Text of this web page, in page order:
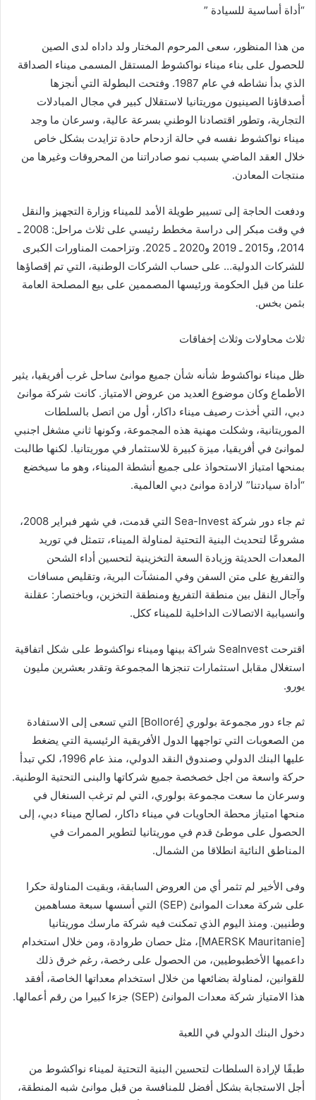
“أداة أساسية للسيادة ”
من هذا المنظور، سعى المرحوم المختار ولد داداه لدى الصين
للحصول على بناء ميناء نواكشوط المستقل المسمى ميناء الصداقة
الذي بدأ نشاطه في عام 1987. وفتحت البطولة التي أنجزها
أصدقاؤنا الصينيون موريتانيا لاستقلال كبير في مجال المبادلات
التجارية، وتطور اقتصادنا الوطني بسرعة عالية، وسرعان ما وجد
ميناء نواكشوط نفسه في حالة ازدحام حادة تزايدت بشكل خاص
خلال العقد الماضي بسبب نمو صادراتنا من المحروقات وغيرها من
منتجات المعادن.
ودفعت الحاجة إلى تسيير طويلة الأمد للميناء وزارة التجهيز والنقل
في وقت مبكر إلى دراسة مخطط رئيسي على ثلاث مراحل: 2008 ـ
2014، و2015 ـ 2019 و2020 ـ 2025. وتزاحمت المناورات الكبرى
للشركات الدولية… على حساب الشركات الوطنية، التي تم إقصاؤها
علنا من قبل الحكومة ورئيسها المصممين على بيع المصلحة العامة
بثمن بخس.
ثلاث محاولات وثلاث إخفاقات
ظل ميناء نواكشوط شأنه شأن جميع موانئ ساحل غرب أفريقيا، يثير
الأطماع وكان موضوع العديد من عروض الامتياز. كانت شركة موانئ
دبي، التي أخذت رصيف ميناء داكار، أول من اتصل بالسلطات
الموريتانية، وشكلت مهنية هذه المجموعة، وكونها ثاني مشغل اجنبي
لموانئ في أفريقيا، ميزة كبيرة للاستثمار في موريتانيا. لكنها طالبت
بمنحها امتياز الاستحواذ على جميع أنشطة الميناء، وهو ما سيخضع
“أداة سيادتنا” لارادة موانئ دبي العالمية.
ثم جاء دور شركة Sea-Invest التي قدمت، في شهر فبراير 2008،
مشروعًا لتحديث البنية التحتية لمناولة الميناء، تتمثل في توريد
المعدات الحديثة وزيادة السعة التخزينية لتحسين أداء الشحن
والتفريغ على متن السفن وفي المنشآت البرية، وتقليص مسافات
وآجال النقل بين منطقة التفريغ ومنطقة التخزين، وباختصار: عقلنة
وانسيابية الاتصالات الداخلية للميناء ككل.
اقترحت SeaInvest شراكة بينها وميناء نواكشوط على شكل اتفاقية
استغلال مقابل استثمارات تنجزها المجموعة وتقدر بعشرين مليون
يورو.
ثم جاء دور مجموعة بولوري [Bolloré] التي تسعى إلى الاستفادة
من الصعوبات التي تواجهها الدول الأفريقية الرئيسية التي يضغط
عليها البنك الدولي وصندوق النقد الدولي، منذ عام 1996، لكي تبدأ
حركة واسعة من اجل خصخصة جميع شركاتها والبنى التحتية الوطنية.
وسرعان ما سعت مجموعة بولوري، التي لم ترغب السنغال في
منحها امتياز محطة الحاويات في ميناء داكار، لصالح ميناء دبي، إلى
الحصول على موطئ قدم في موريتانيا لتطوير الممرات في
المناطق النائية انطلاقا من الشمال.
وفى الأخير لم تثمر أي من العروض السابقة، وبقيت المناولة حكرا
على شركة معدات الموانئ (SEP) التي أسسها سبعة مساهمين
وطنيين. ومنذ اليوم الذي تمكنت فيه شركة مارسك موريتانيا
[MAERSK Mauritanie]، مثل حصان طروادة، ومن خلال استخدام
داعميها الأخطبوطيين، من الحصول على رخصة، رغم خرق ذلك
للقوانين، لمناولة بضائعها من خلال استخدام معداتها الخاصة، أفقد
هذا الامتياز شركة معدات الموانئ (SEP) جزءا كبيرا من رقم أعمالها.
دخول البنك الدولي في اللعبة
طبقًا لإرادة السلطات لتحسين البنية التحتية لميناء نواكشوط من
أجل الاستجابة بشكل أفضل للمنافسة من قبل موانئ شبه المنطقة،